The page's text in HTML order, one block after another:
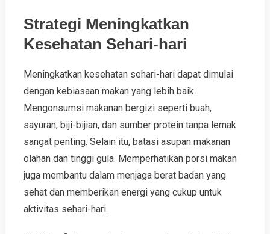
Strategi Meningkatkan
Kesehatan Sehari-hari
Meningkatkan kesehatan sehari-hari dapat dimulai
dengan kebiasaan makan yang lebih baik.
Mengonsumsi makanan bergizi seperti buah,
sayuran, biji-bijian, dan sumber protein tanpa lemak
sangat penting. Selain itu, batasi asupan makanan
olahan dan tinggi gula. Memperhatikan porsi makan
juga membantu dalam menjaga berat badan yang
sehat dan memberikan energi yang cukup untuk
aktivitas sehari-hari.